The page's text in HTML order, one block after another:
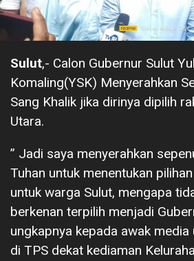
Sulut,- Calon Gubernur Sulut
Komaling(YSK) Menyerahkan
Sang Khalik jika dirinya dipilih
Utara.
” Jadi saya menyerahkan
Tuhan untuk menentukan
untuk warga Sulut, mengapa
berkenan terpilih menjadi
ungkapnya kepada awak
di TPS dekat kediaman